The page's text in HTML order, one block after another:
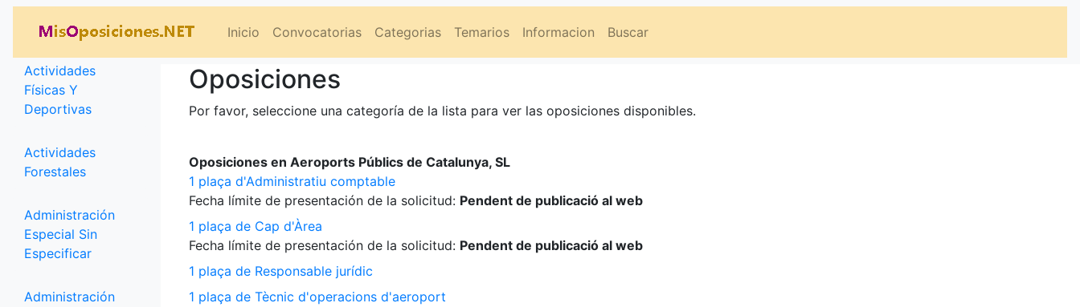
Inicio Convocatorias Categorias Temarios Informacion Buscar
Categorías
Actividades
Físicas Y
Deportivas
Actividades
Forestales
Administración
Especial Sin
Especificar
Administración
Oposiciones
Por favor, seleccione una categoría de la lista para ver las oposiciones disponibles.
Oposiciones en Aeroports Públics de Catalunya, SL
1 plaça d'Administratiu comptable
Fecha límite de presentación de la solicitud: Pendent de publicació al web
1 plaça de Cap d'Àrea
Fecha límite de presentación de la solicitud: Pendent de publicació al web
1 plaça de Responsable jurídic
1 plaça de Tècnic d'operacions d'aeroport